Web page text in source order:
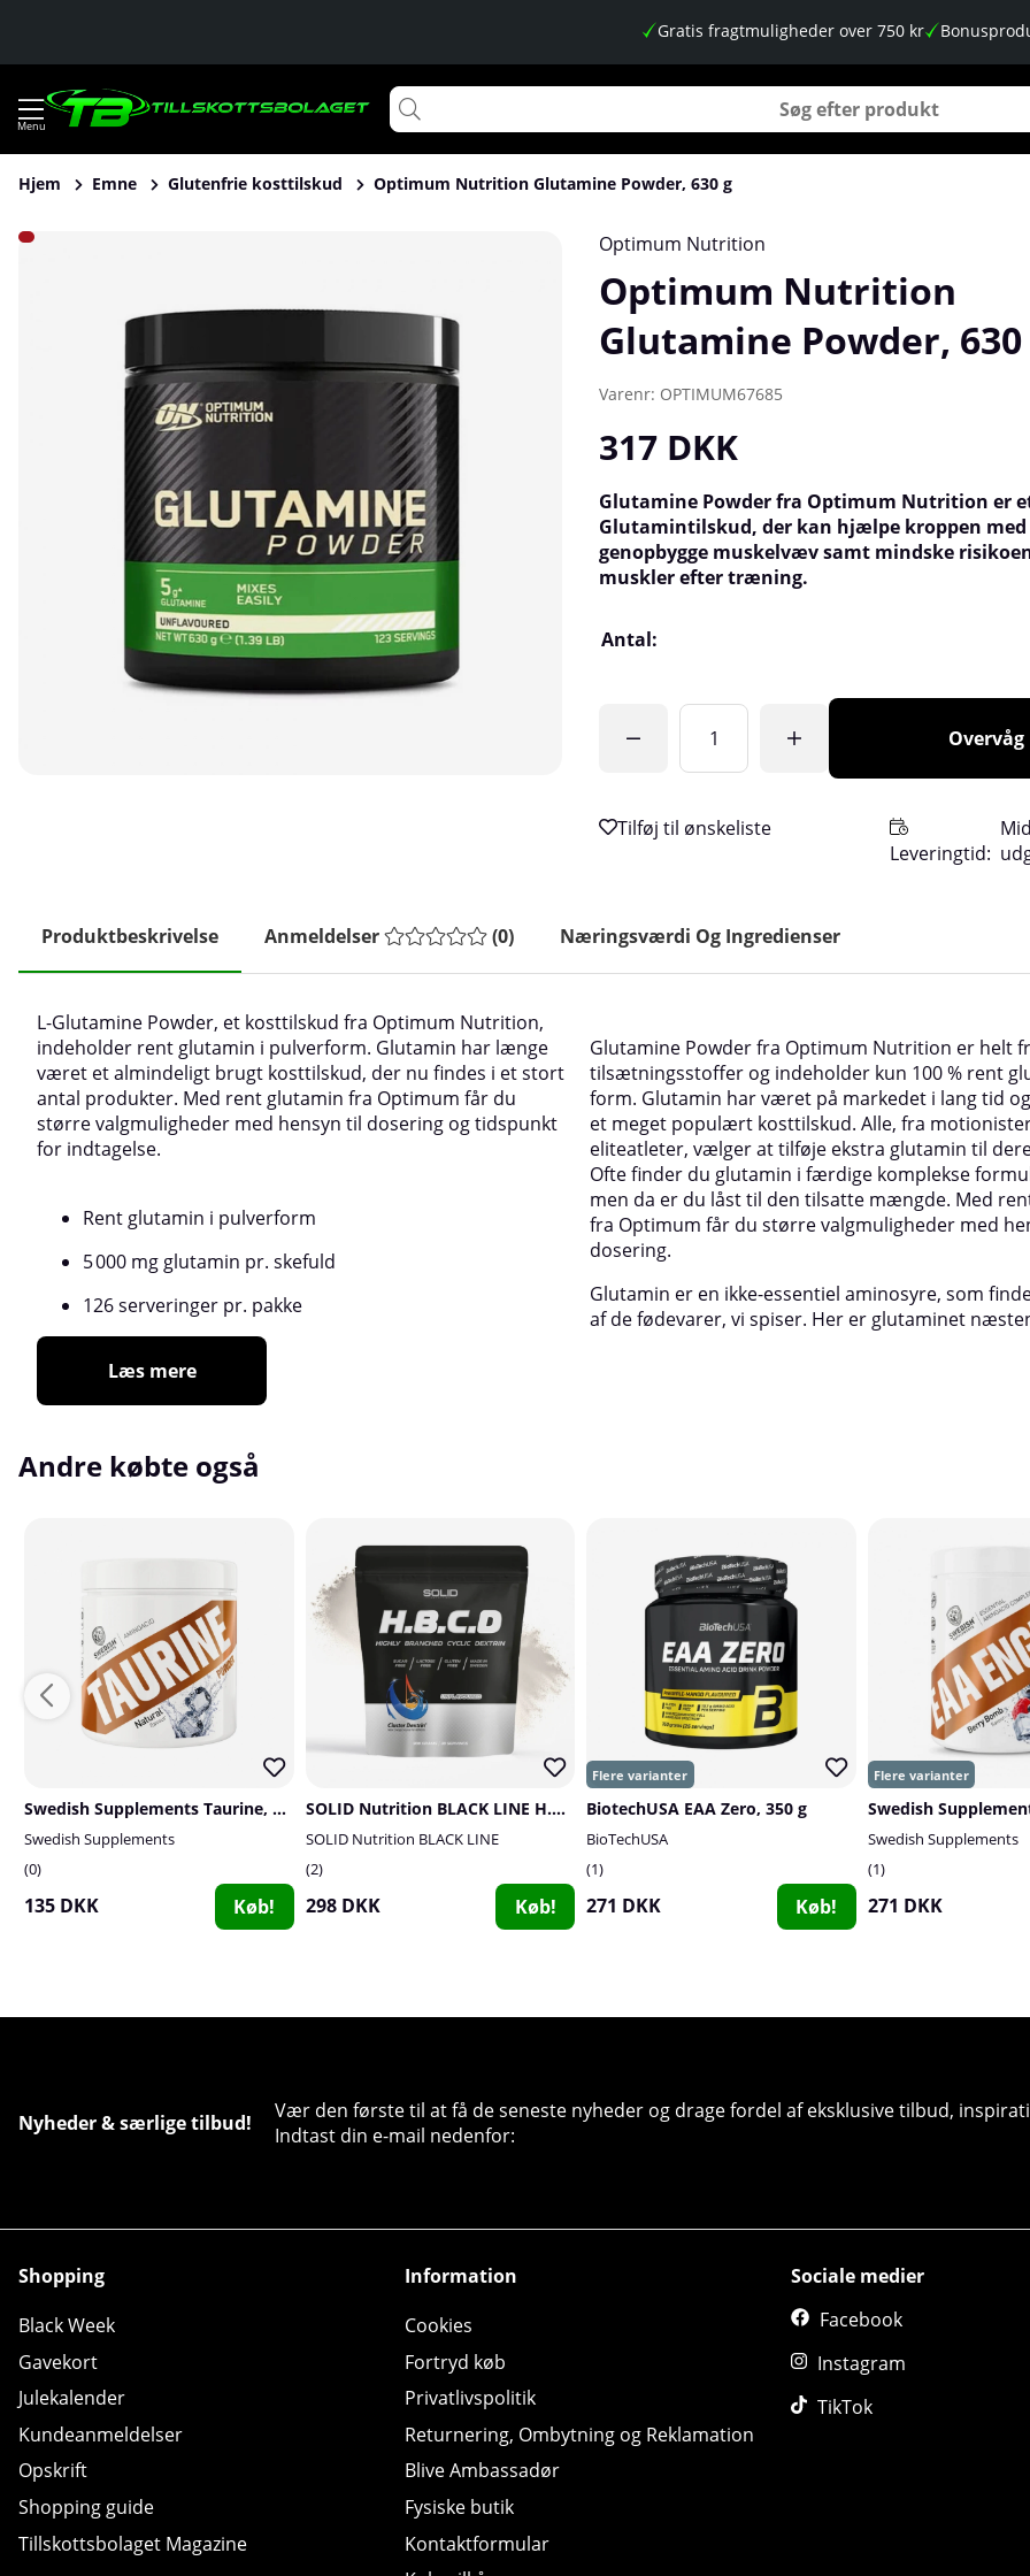
Gratis fragtmuligheder over 750 kr
Hjem Emne Glutenfrie kosttilskud Optimum Nutrition Glutamine Powder, 630 g
Produktbilleder Optimum Nutrition Glutamine Powder, 630 g Optimum Nutrition
Optimum Nutrition
Glutamine Powder, 630
Varenr: OPTIMUM67685
317 DKK
Glutamine Powder fra Optimum Nutrition er
Glutamintilskud, der kan hjælpe kroppen
genopbygge muskelvæv samt mindske
muskler efter træning.
Antal:
Overvåg
Leveringtid:
Produktbeskrivelse Anmeldelser (0) Næringsværdi Og Ingredienser
L-Glutamine Powder, et kosttilskud fra Optimum Nutrition,
indeholder rent glutamin i pulverform. Glutamin har længe
været et almindeligt brugt kosttilskud, der nu findes i et stort
antal produkter. Med rent glutamin fra Optimum får du
større valgmuligheder med hensyn til dosering og tidspunkt
for indtagelse.
Rent glutamin i pulverform
5 000 mg glutamin pr. skefuld
126 serveringer pr. pakke
Glutamine Powder fra Optimum Nutrition er helt
tilsætningsstoffer og indeholder kun 100 % rent
form. Glutamin har været på markedet i lang tid
et meget populært kosttilskud. Alle, fra
eliteatleter, vælger at tilføje ekstra glutamin til
Ofte finder du glutamin i færdige komplekse
men da er du låst til den tilsatte mængde. Med
fra Optimum får du større valgmuligheder med
dosering.
Glutamin er en ikke-essentiel aminosyre, som
af de fødevarer, vi spiser. Her er glutaminet
Læs mere
Andre købte også
Swedish Supplements Taurine, 200 g
Swedish Supplements
0
135 DKK Køb!
SOLID Nutrition BLACK LINE H.B.C.D, 900 g
SOLID Nutrition BLACK LINE
2
298 DKK Køb!
BiotechUSA EAA Zero, 350 g
BioTechUSA
1
271 DKK Køb!
Swedish Supplements
1
271 DKK
Nyheder & særlige tilbud!
Vær den første til at få de seneste nyheder og drage fordel af eksklusive tilbud,
Indtast din e-mail nedenfor:
Shopping
Black Week
Gavekort
Julekalender
Kundeanmeldelser
Opskrift
Shopping guide
Tillskottsbolaget Magazine
Information
Cookies
Fortryd køb
Privatlivspolitik
Returnering, Ombytning og Reklamation
Blive Ambassadør
Fysiske butik
Kontaktformular
Sociale medier
Facebook
Instagram
TikTok